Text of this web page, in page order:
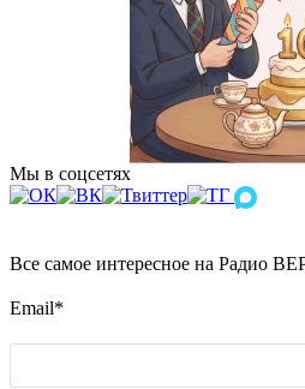
Мы в соцсетях
Все самое интересное на Радио
Email*